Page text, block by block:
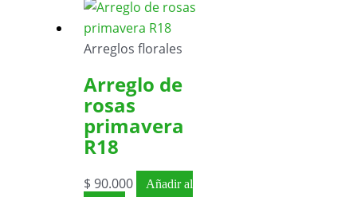
Arreglos florales
Arreglo de
rosas
primavera
R18
$ 90.000
Añadir al